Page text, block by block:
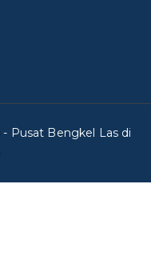
- Pusat Bengkel Las di